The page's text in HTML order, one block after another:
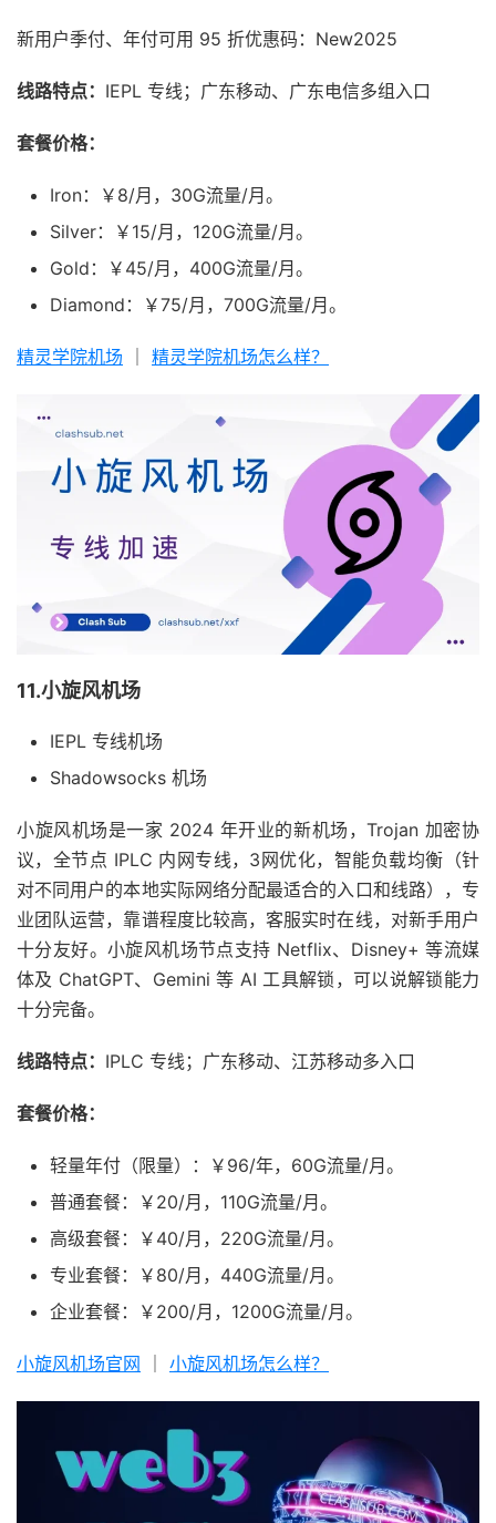
新用户季付、年付可用 95 折优惠码：New2025
线路特点： IEPL 专线；广东移动、广东电信多组入口
套餐价格：
Iron：￥8/月，30G流量/月。
Silver：￥15/月，120G流量/月。
Gold：￥45/月，400G流量/月。
Diamond：￥75/月，700G流量/月。
精灵学院机场 精灵学院机场怎么样？
11.小旋风机场
IEPL 专线机场
Shadowsocks 机场
小旋风机场是一家 2024 年开业的新机场，Trojan 加密协
议，全节点 IPLC 内网专线，3网优化，智能负载均衡（针
对不同用户的本地实际网络分配最适合的入口和线路），专
业团队运营，靠谱程度比较高，客服实时在线，对新手用户
十分友好。小旋风机场节点支持 Netflix、Disney+ 等流媒
体及 ChatGPT、Gemini 等 AI 工具解锁，可以说解锁能力
十分完备。
线路特点： IPLC 专线；广东移动、江苏移动多入口
套餐价格：
轻量年付（限量）：￥96/年，60G流量/月。
普通套餐：￥20/月，110G流量/月。
高级套餐：￥40/月，220G流量/月。
专业套餐：￥80/月，440G流量/月。
企业套餐：￥200/月，1200G流量/月。
小旋风机场官网 小旋风机场怎么样？